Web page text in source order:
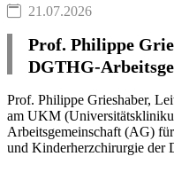
21.07.2026
Prof. Philippe
DGTHG-
Prof. Philippe Grieshaber,
am UKM
Arbeitsgemeinschaft (AG)
und Kinderherzchirurgie der